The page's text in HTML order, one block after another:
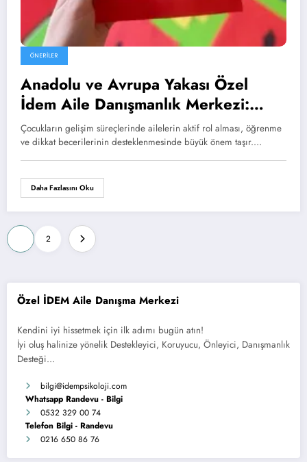
ÖNERILER
Anadolu ve Avrupa Yakası Özel
İdem Aile Danışmanlık Merkezi:
Anne ve Babalar İçin 1 Haftalık
Görsel Dikkat Etkinlik Planı
Çocukların gelişim süreçlerinde ailelerin aktif rol alması, öğrenme
ve dikkat becerilerinin desteklenmesinde büyük önem taşır.…
Daha Fazlasını Oku
Yazı
sayfalaması
2
Özel İDEM Aile Danışma Merkezi
Kendini iyi hissetmek için ilk adımı bugün atın!
İyi oluş halinize yönelik Destekleyici, Koruyucu, Önleyici, Danışmanlık
Desteği…
bilgi@idempsikoloji.com
Whatsapp Randevu - Bilgi
0532 329 00 74
Telefon Bilgi - Randevu
0216 650 86 76